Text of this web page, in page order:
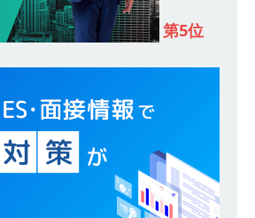
るベンチャー企業 ｜ 新卒2年目で1,000万円越え
目指せる!! ｜ データX
体育会積極採用企業
[ 2026年5月13日 ] 【 28卒 ｜ 仕事の全容を知れ
るオープンカンパニー 】 大林グループ ｜ 全国規
模の重要施設の建設に携わるサブコン ｜ 環境保
全や脱炭素社会の実現にも貢献 ｜ 初任給28万
+各手当 ｜ 年間休日125日 ｜ オーク設備工業
第5位